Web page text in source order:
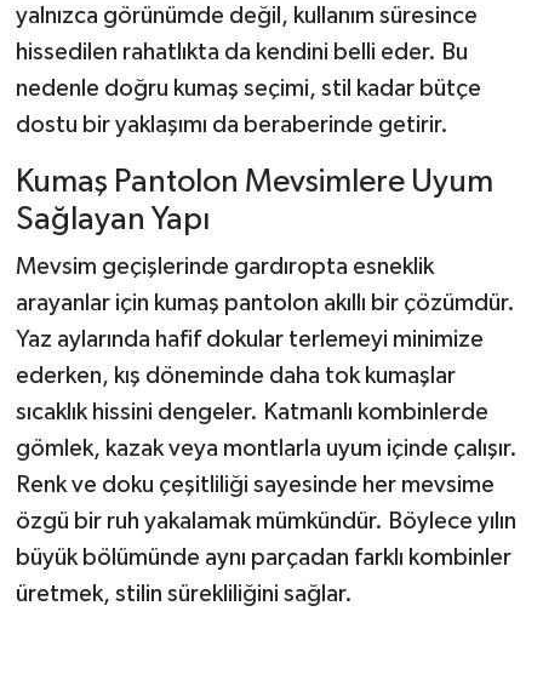
yalnızca görünümde değil, kullanım süresince
hissedilen rahatlıkta da kendini belli eder. Bu
nedenle doğru kumaş seçimi, stil kadar bütçe
dostu bir yaklaşımı da beraberinde getirir.
Kumaş Pantolon Mevsimlere Uyum
Sağlayan Yapı
Mevsim geçişlerinde gardıropta esneklik
arayanlar için kumaş pantolon akıllı bir çözümdür.
Yaz aylarında hafif dokular terlemeyi minimize
ederken, kış döneminde daha tok kumaşlar
sıcaklık hissini dengeler. Katmanlı kombinlerde
gömlek, kazak veya montlarla uyum içinde çalışır.
Renk ve doku çeşitliliği sayesinde her mevsime
özgü bir ruh yakalamak mümkündür. Böylece yılın
büyük bölümünde aynı parçadan farklı kombinler
üretmek, stilin sürekliliğini sağlar.